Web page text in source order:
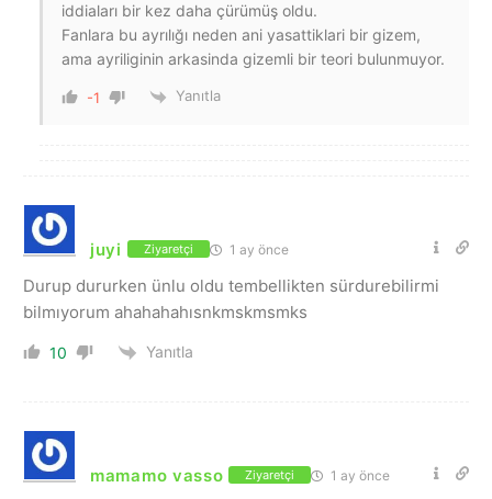
iddiaları bir kez daha çürümüş oldu.
Fanlara bu ayrılığı neden ani yasattiklari bir gizem,
ama ayriliginin arkasinda gizemli bir teori bulunmuyor.
-1 Yanıtla
juyi Ziyaretçi 1 ay önce
Durup dururken ünlu oldu tembellikten sürdurebilirmi
bilmıyorum ahahahahısnkmskmsmks
10 Yanıtla
mamamo vasso Ziyaretçi 1 ay önce